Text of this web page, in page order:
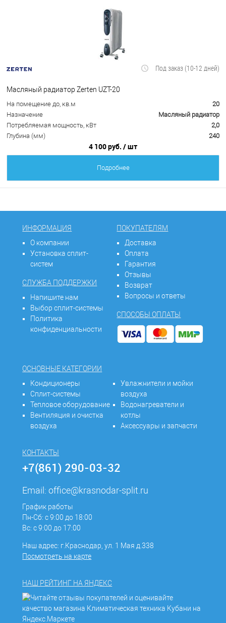
Под заказ (10-12 дней)
Масляный радиатор Zerten UZT-20
На помещение до, кв.м
20
Назначение
Масляный радиатор
Потребляемая мощность, кВт
2,0
Глубина (мм)
240
4 100 руб. / шт
Подробнее
ИНФОРМАЦИЯ
О компании
Установка сплит-
систем
СЛУЖБА ПОДДЕРЖКИ
Напишите нам
Выбор сплит-системы
Политика
конфиденциальности
ПОКУПАТЕЛЯМ
Доставка
Оплата
Гарантия
Отзывы
Возврат
Вопросы и ответы
СПОСОБЫ ОПЛАТЫ
ОСНОВНЫЕ КАТЕГОРИИ
Кондиционеры
Сплит-системы
Тепловое оборудование
Вентиляция и очистка
воздуха
Увлажнители и мойки
воздуха
Водонагреватели и
котлы
Аксессуары и запчасти
КОНТАКТЫ
+7(861) 290-03-32
Email:office@krasnodar-split.ru
График работы
Пн-Сб: с 9:00 до 18:00
Вс: с 9:00 до 17:00
Наш адрес: г.Краснодар, ул. 1 Мая д.338
Посмотреть на карте
НАШ РЕЙТИНГ НА ЯНДЕКС